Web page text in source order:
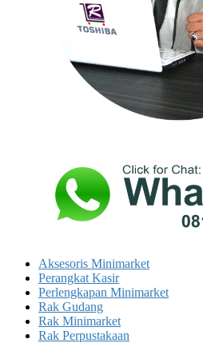
Aksesoris Minimarket
Perangkat Kasir
Perlengkapan Minimarket
Rak Gudang
Rak Minimarket
Rak Perpustakaan